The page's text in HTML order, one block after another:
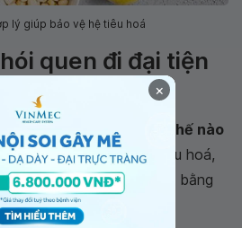
lý giúp bảo vệ hệ tiêu hoá
quen đi đại tiện
học
quen
đi đại tiện như thế nào
toàn có thể bảo vệ hệ tiêu hoá,
tiện bất thường tại nhà bằng
sau:
×